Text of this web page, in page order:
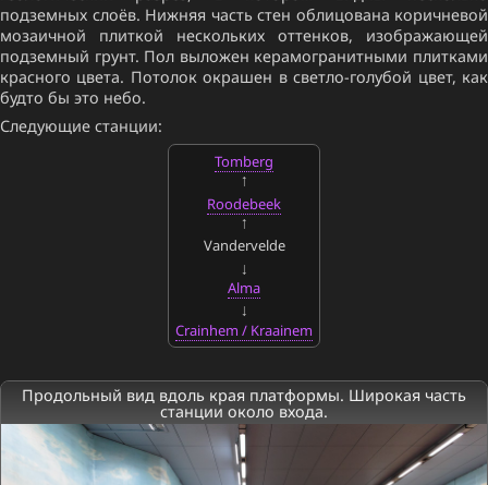
подземных слоёв. Нижняя часть стен облицована коричневой
мозаичной плиткой нескольких оттенков, изображающей
подземный грунт. Пол выложен керамогранитными плитками
красного цвета. Потолок окрашен в светло-голубой цвет, как
будто бы это небо.
Следующие станции:
Tomberg
Roodebeek
Vandervelde
Alma
Crainhem / Kraainem
Продольный вид вдоль края платформы. Широкая часть
станции около входа.